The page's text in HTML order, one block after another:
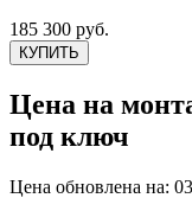
185 300 руб.
КУПИТЬ
Цена на
под ключ
Цена обновлена на: